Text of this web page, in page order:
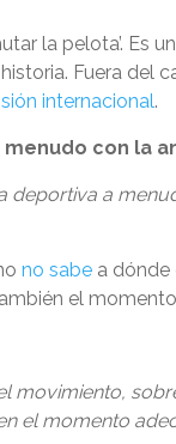
la pelota’.
Fuera
internacional.
con la
deportiva a
no sabe a dónde
el
movimiento,
el momento